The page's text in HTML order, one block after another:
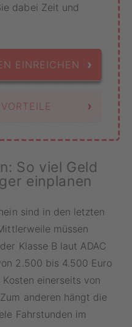
dabei Zeit und
EINREICHEN ›
›
So viel Geld
einplanen
sind in den letzten
müssen
Klasse B laut ADAC
2.500 bis 4.500 Euro
einerseits von
anderen hängt die
Fahrstunden im